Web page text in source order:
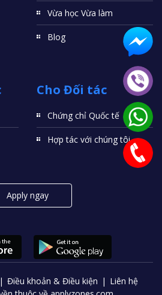
Vừa học Vừa làm
Blog
Cho Đối tác
Chứng chỉ Quốc tế
Hợp tác với chúng tôi
Apply ngay
Điều khoản & Điều kiện
Liên hệ